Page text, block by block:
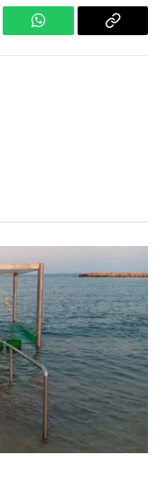
WhatsApp Copy